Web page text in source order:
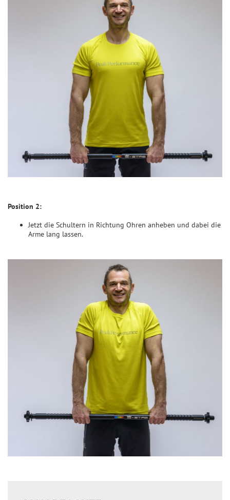
Position 2:
Jetzt die Schultern in Richtung Ohren anheben und dabei die
Arme lang lassen.